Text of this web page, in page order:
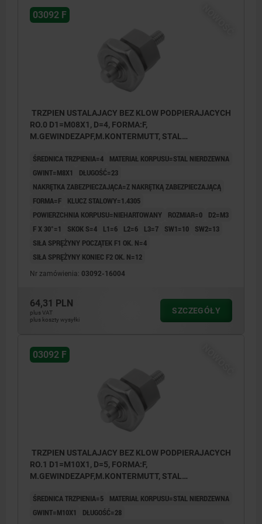
03092 F
TRZPIEN USTALAJACY BEZ KLOW PODPIERAJACYCH
RO.0 D1=M08X1, D=4, FORMA:F,
M.GEWINDEZAPF,M.KONTERMUTT, STAL
ŚREDNICA TRZPIENIA=4
MATERIAŁ KORPUSU=STAL NIERDZEWNA
GWINT=M8X1
DŁUGOŚĆ=23
NAKRĘTKA ZABEZPIECZAJĄCA=Z NAKRĘTKĄ ZABEZPIECZAJĄCĄ
FORMA=F
KLUCZ STALOWY=1.4305
POWIERZCHNIA KORPUSU=NIEHARTOWANY
ROZMIAR=0
D2=M3
F X 30°=1
SKOK S=4 L1=6 L2=6 L3=7 SW1=10
SW2=13
SIŁA SPRĘŻYNY POCZĄTEK F1 OK. N=4
SIŁA SPRĘŻYNY KONIEC F2 OK. N=12
Nr zamówienia: 03092-16004
64,31 PLN
plus VAT
plus koszty wysyłki
SZCZEGÓŁY
03092 F
TRZPIEN USTALAJACY BEZ KLOW PODPIERAJACYCH
RO.1 D1=M10X1, D=5, FORMA:F,
M.GEWINDEZAPF,M.KONTERMUTT, STAL
ŚREDNICA TRZPIENIA=5
MATERIAŁ KORPUSU=STAL NIERDZEWNA
GWINT=M10X1
DŁUGOŚĆ=28